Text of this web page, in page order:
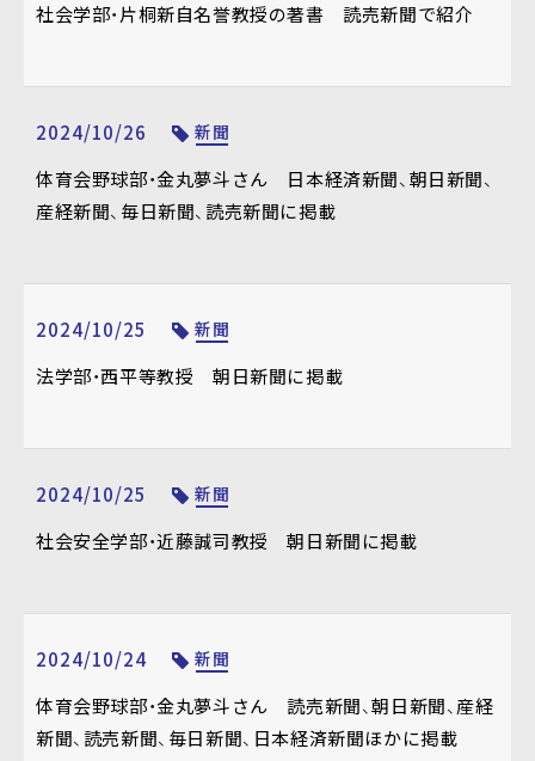
社会学部・片桐新自名誉教授の著書 読売新聞で紹介
2024/10/26 新聞
体育会野球部・金丸夢斗さん 日本経済新聞、朝日新聞、
産経新聞、毎日新聞、読売新聞に掲載
2024/10/25 新聞
法学部・西平等教授 朝日新聞に掲載
2024/10/25 新聞
社会安全学部・近藤誠司教授 朝日新聞に掲載
2024/10/24 新聞
体育会野球部・金丸夢斗さん 読売新聞、朝日新聞、産経
新聞、読売新聞、毎日新聞、日本経済新聞ほかに掲載